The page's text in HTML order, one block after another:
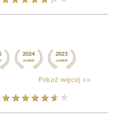
Pokaż więcej >>